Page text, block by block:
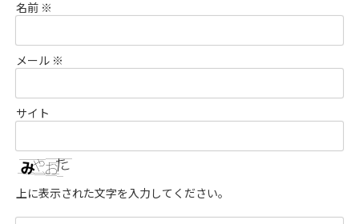
名前 ※
メール ※
サイト
上に表示された文字を入力してください。